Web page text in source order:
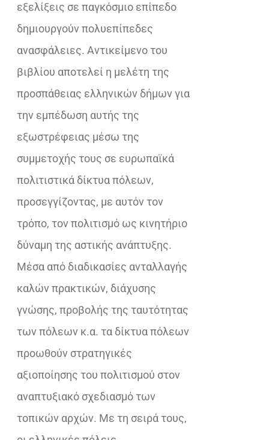
εξελίξεις σε παγκόσμιο επίπεδο
δημιουργούν πολυεπίπεδες
ανασφάλειες. Αντικείμενο του
βιβλίου αποτελεί η μελέτη της
προσπάθειας ελληνικών δήμων για
την εμπέδωση αυτής της
εξωστρέφειας μέσω της
συμμετοχής τους σε ευρωπαϊκά
πολιτιστικά δίκτυα πόλεων,
προσεγγίζοντας, με αυτόν τον
τρόπο, τον πολιτισμό ως κινητήριο
δύναμη της αστικής ανάπτυξης.
Mέσα από διαδικασίες ανταλλαγής
καλών πρακτικών, διάχυσης
γνώσης, προβολής της ταυτότητας
των πόλεων κ.α. τα δίκτυα πόλεων
προωθούν στρατηγικές
αξιοποίησης του πολιτισμού στον
αναπτυξιακό σχεδιασμό των
τοπικών αρχών. Με τη σειρά τους,